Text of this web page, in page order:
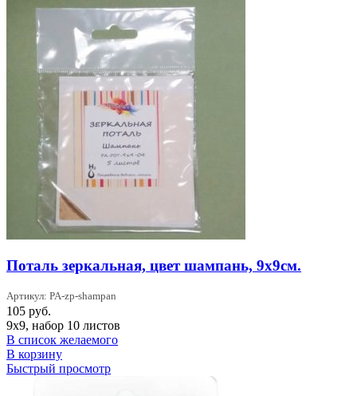
Поталь зеркальная, цвет шампань, 9х9см.
Артикул: PA-zp-shampan
105 руб.
9х9, набор 10 листов
В список желаемого
В корзину
Быстрый просмотр